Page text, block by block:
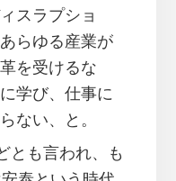
スラプショ
らゆる産業が
を受けるな
学び、仕事に
ない、と。
とも言われ、も